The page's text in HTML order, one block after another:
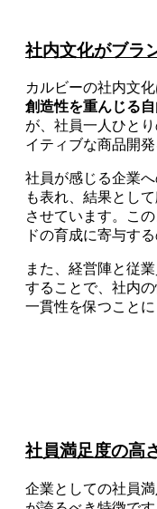
社内文化がブラ
カルビーの社内文
創造性を重んじる自
が、社員一人ひと
イティブな商品開
社員が感じる企業
も表れ、結果とし
させています。こ
ドの育成に寄与する
また、経営陣と従
することで、社内
一貫性を保つことに
社員満足度の高
企業としての社員